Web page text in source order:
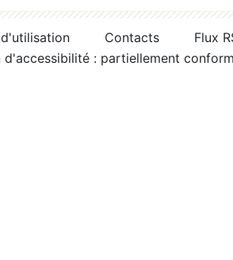
Contacts
Flux
d'accessibilité : partiellement